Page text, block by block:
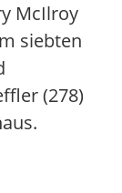
McIlroy
siebten
(278)